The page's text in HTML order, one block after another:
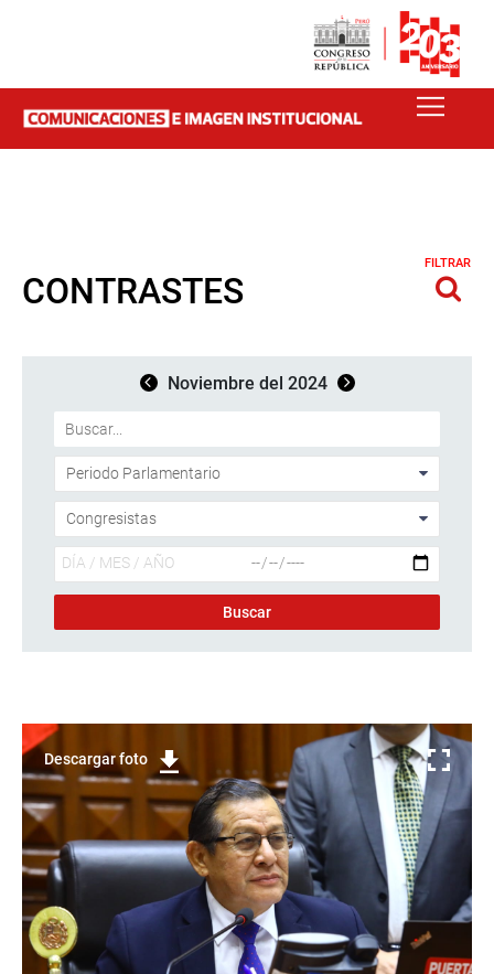
CONTRASTES
FILTRAR
Noviembre del 2024
Descargar foto